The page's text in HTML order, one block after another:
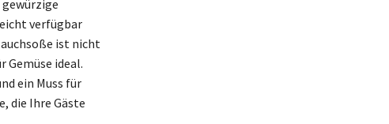
verfügbar
ist nicht
Gemüse ideal.
ein Muss für
die Ihre Gäste